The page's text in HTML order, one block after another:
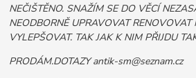
NEČIŠTĚNO. SNAŽÍM SE DO VĚCÍ
NEODBORNĚ UPRAVOVAT RENOVOVAT
VYLEPŠOVAT. TAK JAK K NIM PŘIJDU
PRODÁM.DOTAZY antik-sm@seznam.cz